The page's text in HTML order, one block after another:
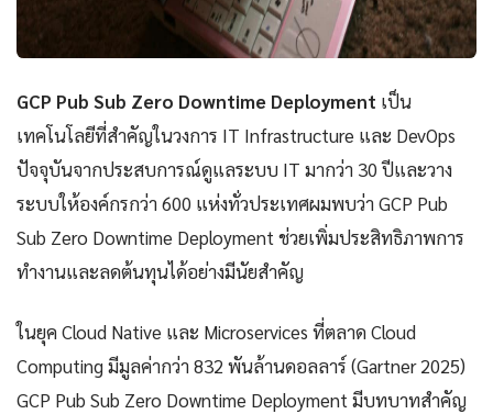
GCP Pub Sub Zero Downtime Deployment เป็น
เทคโนโลยีที่สำคัญในวงการ IT Infrastructure และ DevOps
ปัจจุบันจากประสบการณ์ดูแลระบบ IT มากว่า 30 ปีและวาง
ระบบให้องค์กรกว่า 600 แห่งทั่วประเทศผมพบว่า GCP Pub
Sub Zero Downtime Deployment ช่วยเพิ่มประสิทธิภาพการ
ทำงานและลดต้นทุนได้อย่างมีนัยสำคัญ
ในยุค Cloud Native และ Microservices ที่ตลาด Cloud
Computing มีมูลค่ากว่า 832 พันล้านดอลลาร์ (Gartner 2025)
GCP Pub Sub Zero Downtime Deployment มีบทบาทสำคัญ